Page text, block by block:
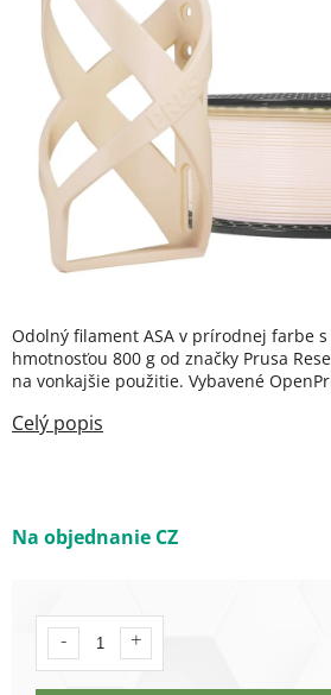
hviezdičiek.
Na objednanie CZ
Odolný filament ASA v prírodnej farbe
hmotnosťou 800 g od značky Prusa
na vonkajšie použitie. Vybavené